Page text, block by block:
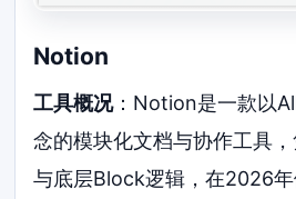
Notion
工具概况：Notion是一款以
念的模块化文档与协作工具
与底层Block逻辑，在2026